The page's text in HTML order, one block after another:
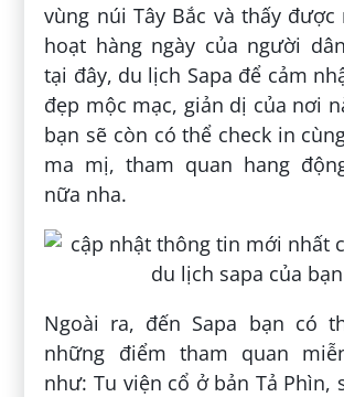
vùng núi Tây Bắc và thấy
hoạt hàng ngày của người
tại đây, du lịch Sapa để cảm
đẹp mộc mạc, giản dị của nơi
bạn sẽ còn có thể check in
ma mị, tham quan hang
nữa nha.
Ngoài ra, đến Sapa bạn có
những điểm tham quan
như: Tu viện cổ ở bản Tả Phìn,